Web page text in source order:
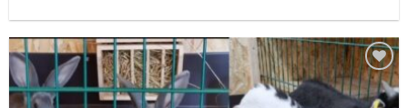
AUF MEINE
MERKLISTE